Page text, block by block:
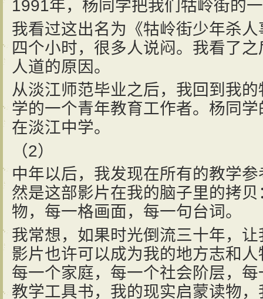
1991年，杨同学把我们牯岭街的
我看过这出名为《牯岭街少年杀
四个小时，很多人说闷。我看了
人道的原因。
从淡江师范毕业之后，我回到我
学的一个青年教育工作者。杨同
在淡江中学。
（2）
中年以后，我发现在所有的教学
然是这部影片在我的脑子里的拷
物，每一格画面，每一句台词。
我常想，如果时光倒流三十年，
影片也许可以成为我的地方志和
每一个家庭，每一个社会阶层，
教学工具书，我的现实启蒙读物